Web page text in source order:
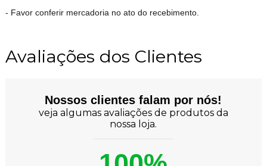
- Favor conferir mercadoria no ato do recebimento.
Avaliações dos Clientes
Nossos clientes falam por nós!
veja algumas avaliações de produtos da
nossa loja.